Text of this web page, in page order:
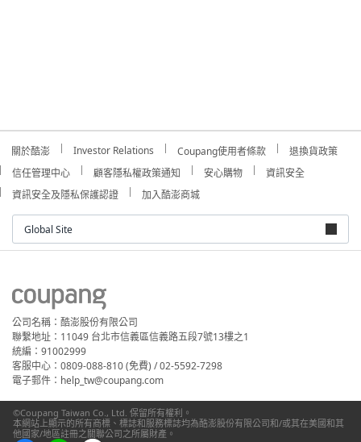
關於酷澎 Investor Relations Coupang使用者條款
退換貨政策
信任管理中心
顧客隱私權政策通知 安心購物
資訊安全
資訊安全及隱私保護認證
加入酷澎商城
Global Site
公司名稱：酷澎股份有限公司
聯繫地址：11049 台北市信義區信義路五段7號13樓之1
統編：91002999
客服中心：0809-088-810 (免費) / 02-5592-7298
電子郵件：help_tw@coupang.com
©Coupang Taiwan Co., Ltd. 保留所有權利。
本網站上顯示的所有商標、標誌和服務標誌均為酷澎股份有限公司和/或其在美國和其
他國家/地區註冊之關聯公司之所屬財產。